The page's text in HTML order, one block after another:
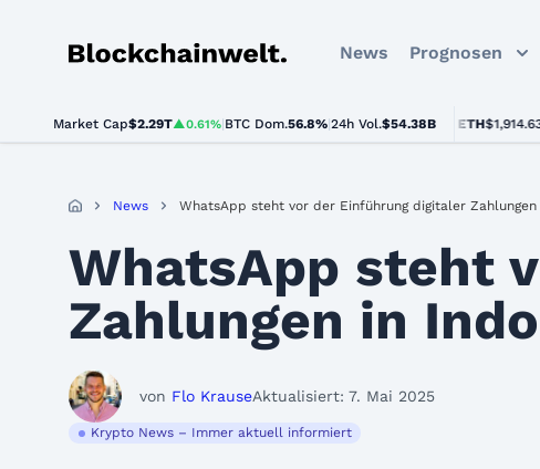
Blockchainwelt News Prognosen
Market Cap$2.29T▲0.61% BTC Dom.56.8% 24h Vol.$54.38B
BTC$64,889.00▲0.7% ETH $1,914.63
News WhatsApp steht vor der Einführung digitaler Zahlungen
WhatsApp steht
Zahlungen in
von Flo KrauseAktualisiert: 7. Mai 2025
Krypto News – Immer aktuell informiert